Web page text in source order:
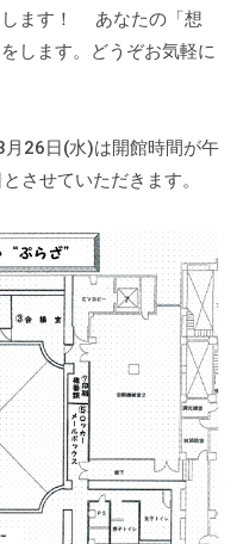
します！ あなたの「想
します。どうぞお気軽に
26日(水)は開館時間が午
させていただきます。